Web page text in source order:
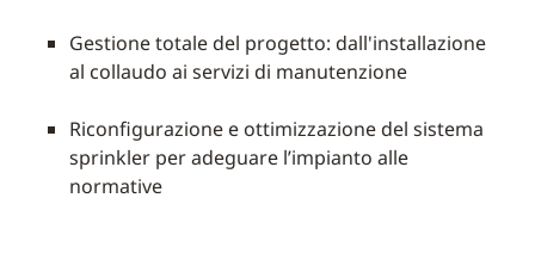
Gestione totale del progetto: dall'installazione
al collaudo ai servizi di manutenzione
Riconfigurazione e ottimizzazione del sistema
sprinkler per adeguare l’impianto alle
normative